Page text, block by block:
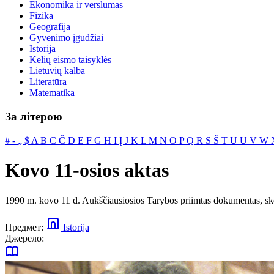
Ekonomika ir verslumas
Fizika
Geografija
Gyvenimo įgūdžiai
Istorija
Kelių eismo taisyklės
Lietuvių kalba
Literatūra
Matematika
За літерою
# ‐ „ $ A B C Č D E F G H I Į J K L M N O PQ R S Š T U Ū V W
Kovo 11-osios aktas
1990 m. kovo 11 d. Aukščiausiosios Tarybos priimtas dokumentas,
Предмет:
Istorija
Джерело: